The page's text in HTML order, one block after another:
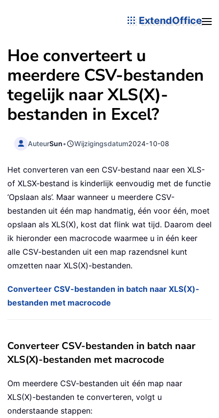
ExtendOffice
Hoe converteert u
meerdere CSV-bestanden
tegelijk naar XLS(X)-
bestanden in Excel?
AuteurSun• Wijzigingsdatum2024-10-08
Het converteren van een CSV-bestand naar een XLS-
of XLSX-bestand is kinderlijk eenvoudig met de functie
‘Opslaan als’. Maar wanneer u meerdere CSV-
bestanden uit één map handmatig, één voor één, moet
opslaan als XLS(X), kost dat flink wat tijd. Daarom deel
ik hieronder een macrocode waarmee u in één keer
alle CSV-bestanden uit een map razendsnel kunt
omzetten naar XLS(X)-bestanden.
Converteer CSV-bestanden in batch naar XLS(X)-
bestanden met macrocode
Converteer CSV-bestanden in batch naar
XLS(X)-bestanden met macrocode
Om meerdere CSV-bestanden uit één map naar
XLS(X)-bestanden te converteren, volgt u
onderstaande stappen: